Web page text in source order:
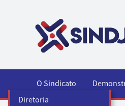
O Sindicato
Diretoria